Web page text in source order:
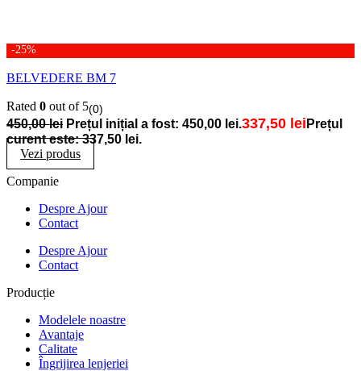
-25%
BELVEDERE BM 7
Rated 0 out of 5(0)
450,00lei Prețul inițial a fost: 450,00 lei.337,50 lei Prețul
curent este: 337,50 lei.
Vezi produs
Companie
Despre Ajour
Contact
Despre Ajour
Contact
Producție
Modelele noastre
Avantaje
Calitate
Îngrijirea lenjeriei